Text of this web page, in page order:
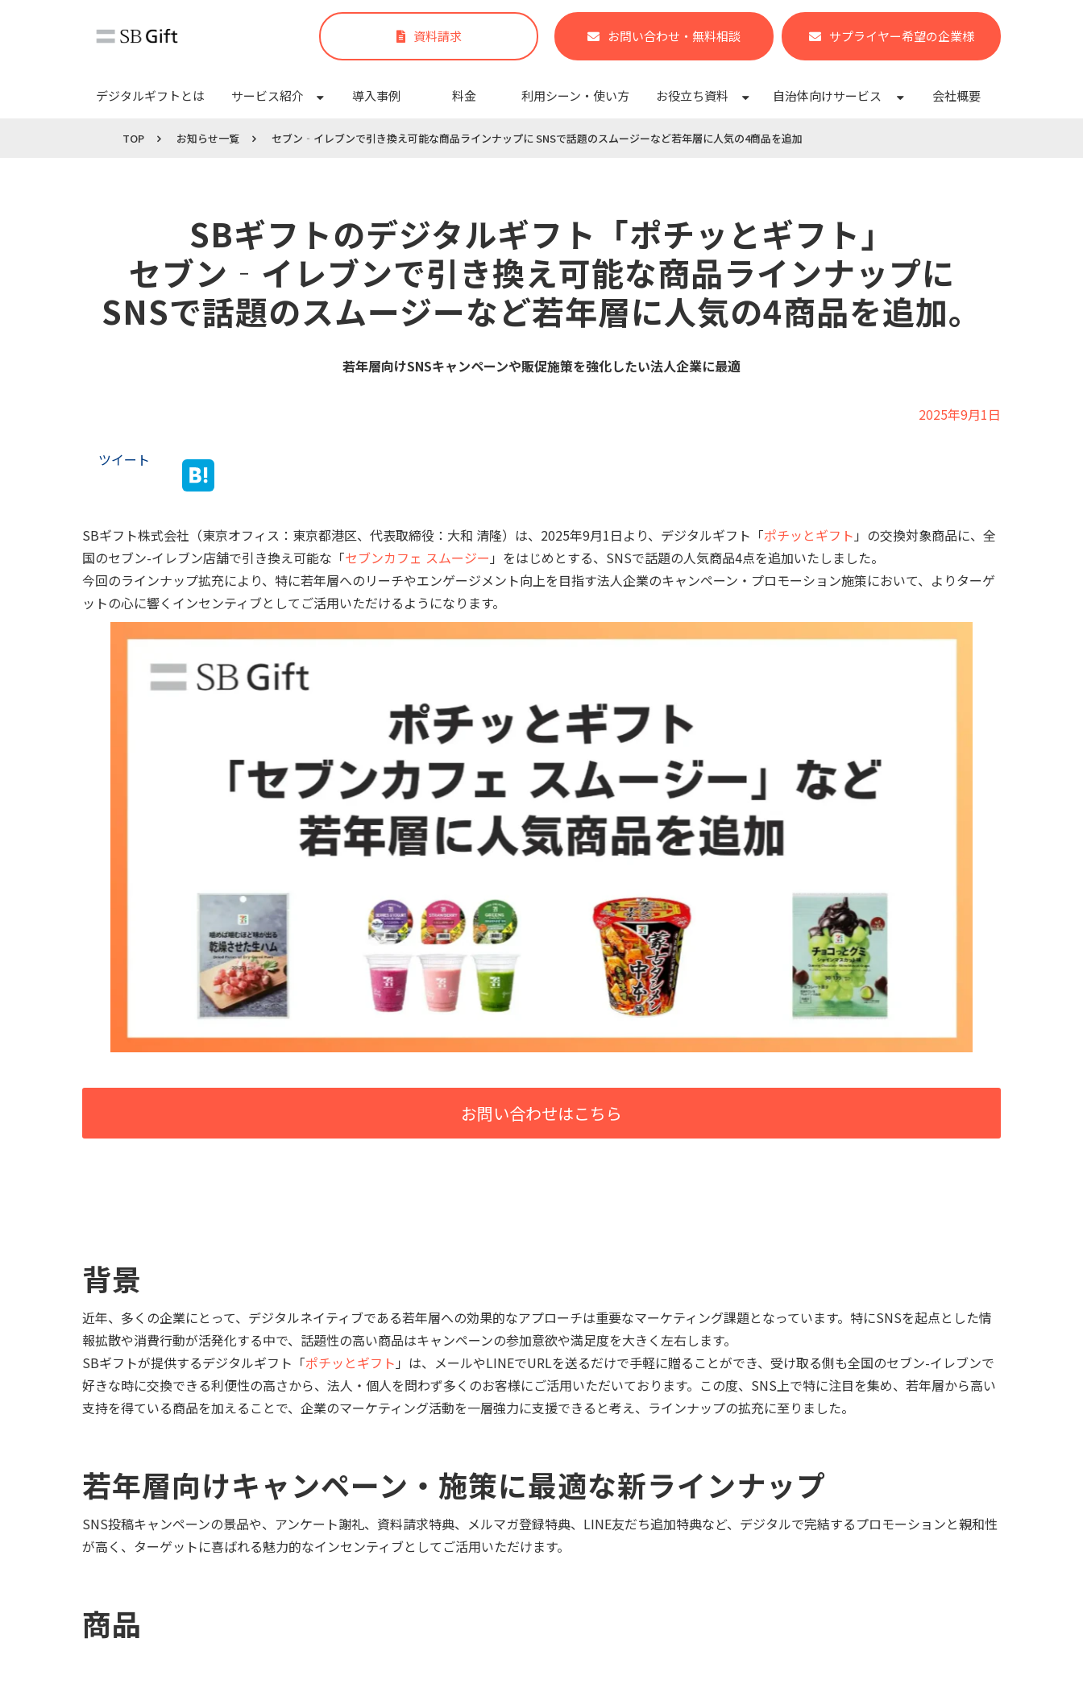
資料請求 お問い合わせ・無料相談 サプライヤー希望の企業様
デジタルギフトとは サービス紹介 導入事例 料金 利用シーン・使い方 お役立ち資料 自治体向けサービス 会社概要
TOP お知らせ一覧 セブン‐イレブンで引き換え可能な商品ラインナップに SNSで話題のスムージーなど若年層に人気の4商品を追加
SBギフトのデジタルギフト「ポチッとギフト」
セブン‐イレブンで引き換え可能な商品ラインナップに
SNSで話題のスムージーなど若年層に人気の4商品を追加。
若年層向けSNSキャンペーンや販促施策を強化したい法人企業に最適
2025年9月1日
ツイート
SBギフト株式会社（東京オフィス：東京都港区、代表取締役：大和 清隆）は、2025年9月1日より、デジタルギフト「ポチッとギフト 」の交換対象商品に、全
国のセブン-イレブン店舗で引き換え可能な「セブンカフェ スムージー 」をはじめとする、SNSで話題の人気商品4点を追加いたしました。
今回のラインナップ拡充により、特に若年層へのリーチやエンゲージメント向上を目指す法人企業のキャンペーン・プロモーション施策において、よりターゲ
ットの心に響くインセンティブとしてご活用いただけるようになります。
お問い合わせはこちら
背景
近年、多くの企業にとって、デジタルネイティブである若年層への効果的なアプローチは重要なマーケティング課題となっています。特にSNSを起点とした情
報拡散や消費行動が活発化する中で、話題性の高い商品はキャンペーンの参加意欲や満足度を大きく左右します。
SBギフトが提供するデジタルギフト「ポチッとギフト 」は、メールやLINEでURLを送るだけで手軽に贈ることができ、受け取る側も全国のセブン-イレブンで
好きな時に交換できる利便性の高さから、法人・個人を問わず多くのお客様にご活用いただいております。この度、SNS上で特に注目を集め、若年層から高い
支持を得ている商品を加えることで、企業のマーケティング活動を一層強力に支援できると考え、ラインナップの拡充に至りました。
若年層向けキャンペーン・施策に最適な新ラインナップ
SNS投稿キャンペーンの景品や、アンケート謝礼、資料請求特典、メルマガ登録特典、LINE友だち追加特典など、デジタルで完結するプロモーションと親和性
が高く、ターゲットに喜ばれる魅力的なインセンティブとしてご活用いただけます。
商品